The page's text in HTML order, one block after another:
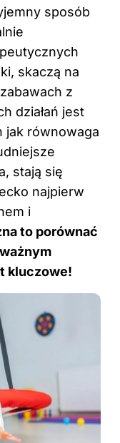
sposób
skaczą na
z
działań jest
jak równowaga
stają się
najpierw
i
to porównać
kluczowe!